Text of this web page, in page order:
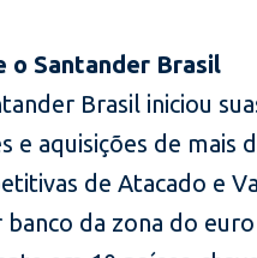
o Santander Brasil
Brasil iniciou
e aquisições de mais
de Atacado e
banco da zona do